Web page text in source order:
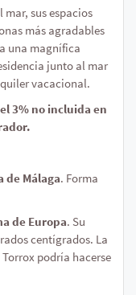
mar, sus espacios
más agradables
una magnífica
junto al mar
vacacional.
3% no incluida en
de Málaga. Forma
de Europa. Su
centígrados. La
podría hacerse